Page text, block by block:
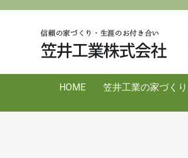
HOME 笠井工業の家づくり